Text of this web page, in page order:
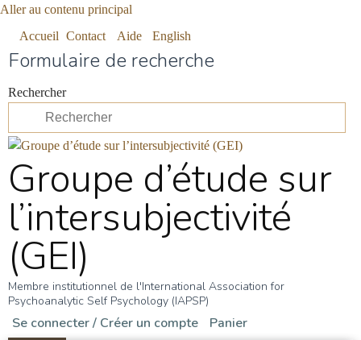
Aller au contenu principal
Groupe d’étude sur
l’intersubjectivité
(GEI)
Membre institutionnel de l'International Association for
Psychoanalytic Self Psychology (IAPSP)
Formulaire de recherche
Rechercher
Accueil Contact Aide English
Se connecter / Créer un compte
Panier